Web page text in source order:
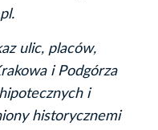
ulic, placów,
i Podgórza
i
historycznemi